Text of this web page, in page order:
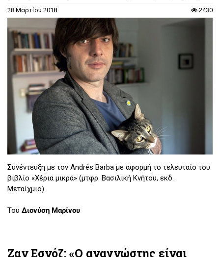
28 Μαρτίου 2018 2430
Συνέντευξη με τον Andrés Barba με αφορμή το τελευταίο του
βιβλίο «Χέρια μικρά» (μτφρ. Βασιλική Κνήτου, εκδ.
Μεταίχμιο).
Του Διονύση Μαρίνου
Ζαν Εσνόζ: «Ο αναγνώστης είναι